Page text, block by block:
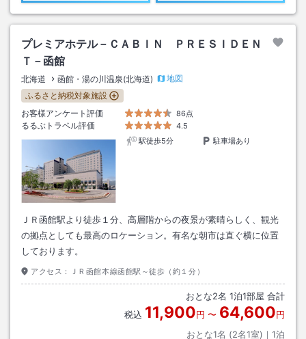
プレミアホテル－ＣＡＢＩＮ ＰＲＥＳＩＤＥＮ
Ｔ－函館
北海道 函館・湯の川温泉(北海道)
地図
ふるさと納税対象施設
お客様アンケート評価
86点
るるぶトラベル評価
4.5
駅徒歩5分
駐車場あり
ＪＲ函館駅より徒歩１分、高層階からの夜景が素晴らしく、観光
の拠点としても最高のロケーション。有名な朝市は直ぐ横に位置
しております。
アクセス： ＪＲ函館本線函館駅～徒歩（約１分）
おとな2名 1泊1部屋 合計
税込 11,900円 〜 64,600円
おとな1名 (2名1室)｜ 1泊